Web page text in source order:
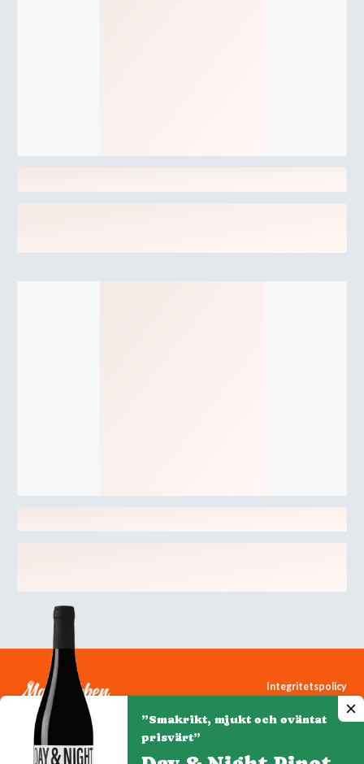
Integritetspolicy
Cookiepolicy
”Smakrikt, mjukt och oväntat
prisvärt”